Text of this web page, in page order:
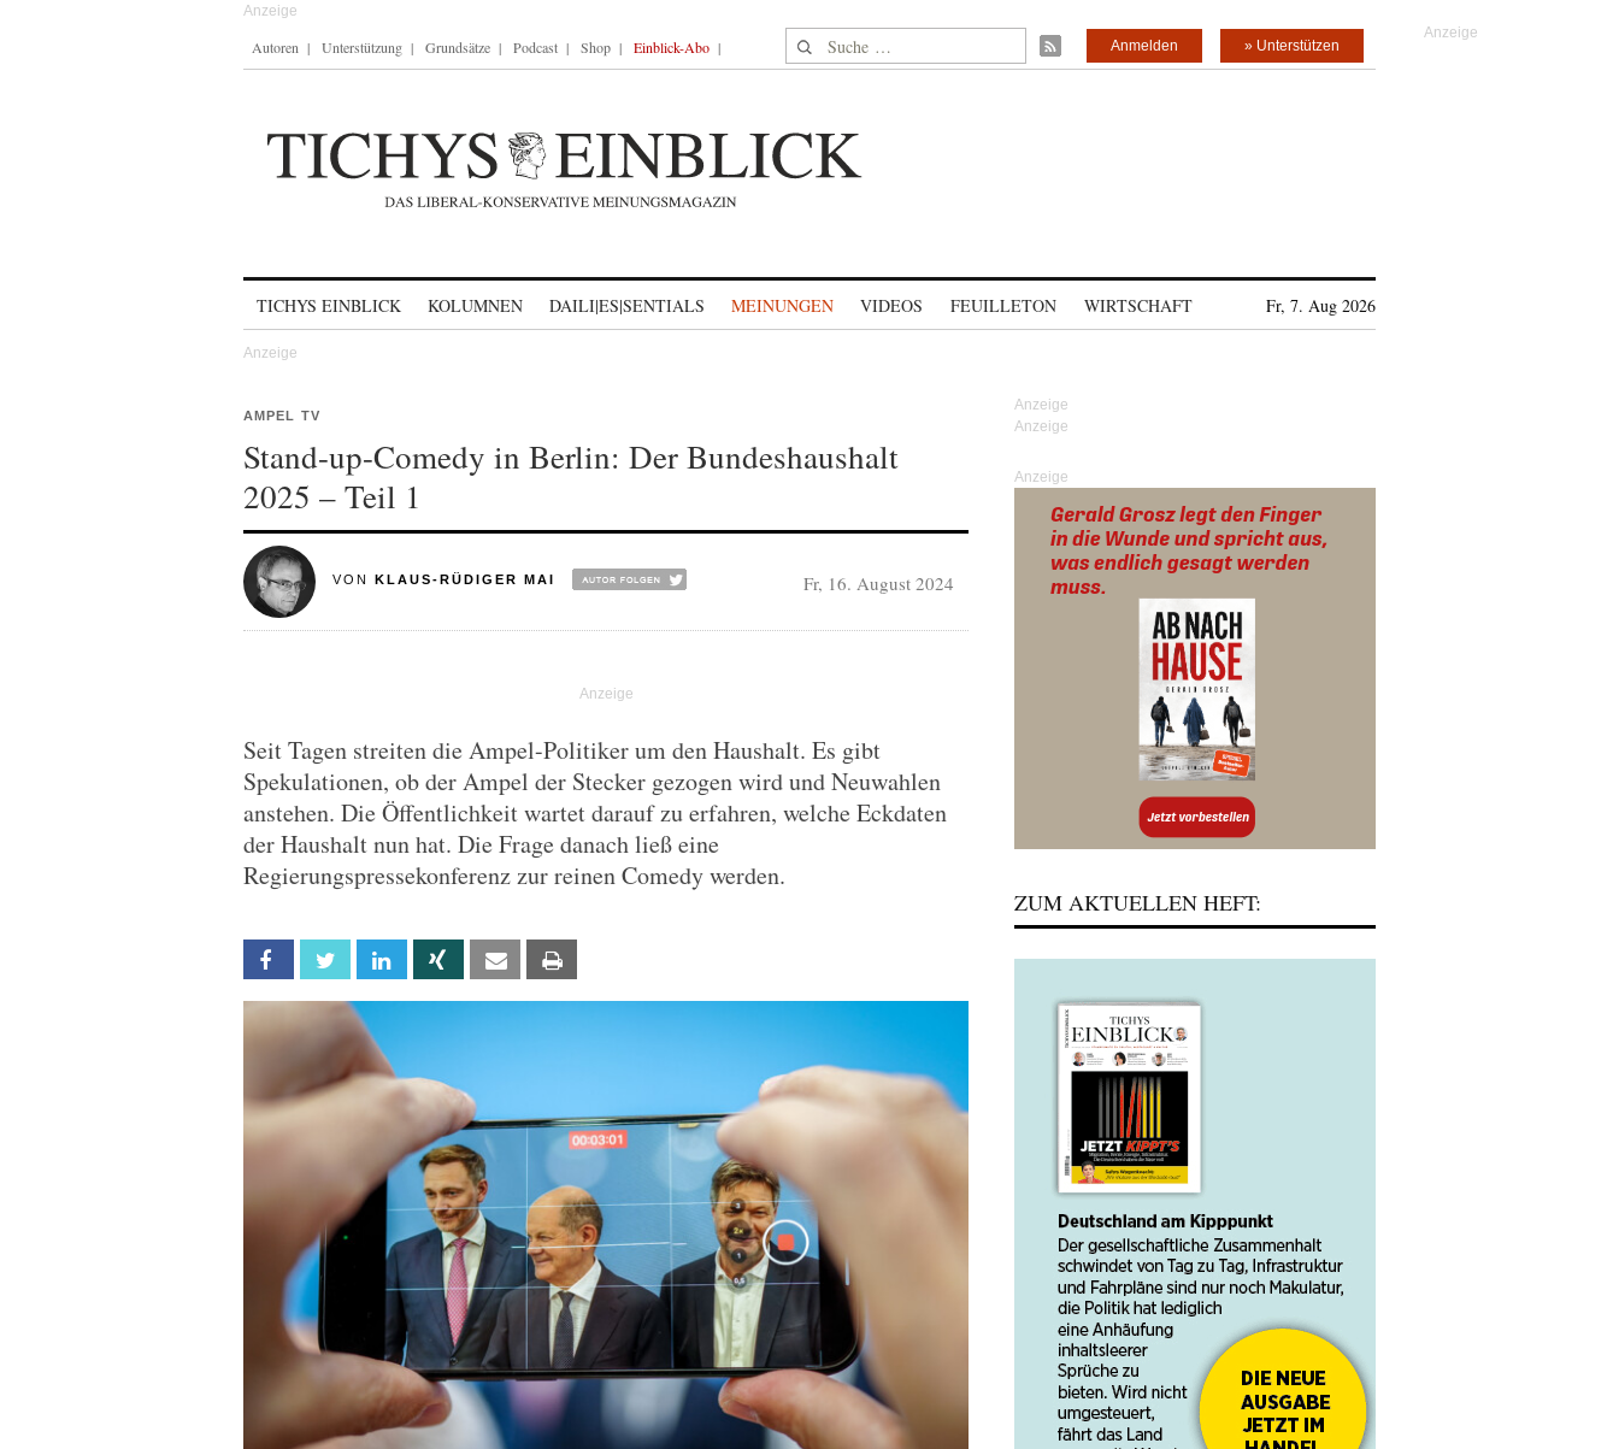
Autoren Unterstützung Grundsätze Podcast Shop Einblick-Abo Suche nach: » Unterstützen
Anmelden
TICHYS EINBLICK KOLUMNEN DAILI|ES|SENTIALS MEINUNGEN VIDEOS FEUILLETON WIRTSCHAFT Fr, 7. Aug 2026
AMPEL TV
Stand-up-Comedy in Berlin: Der Bundeshaushalt
2025 – Teil 1
VON KLAUS-RÜDIGER MAI Fr, 16. August 2024
Seit Tagen streiten die Ampel-Politiker um den Haushalt. Es gibt
Spekulationen, ob der Ampel der Stecker gezogen wird und Neuwahlen
anstehen. Die Öffentlichkeit wartet darauf zu erfahren, welche Eckdaten
der Haushalt nun hat. Die Frage danach ließ eine
Regierungspressekonferenz zur reinen Comedy werden.
Facebook Twitter Linkedin Xing Email
Anzeige
ZUM AKTUELLEN HEFT: